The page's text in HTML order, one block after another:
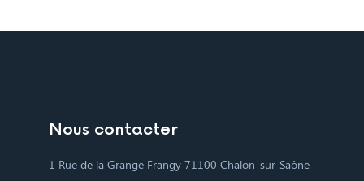
Nous contacter
1 Rue de la Grange Frangy 71100 Chalon-sur-Saône